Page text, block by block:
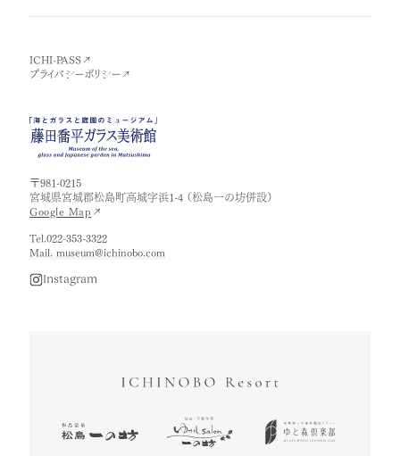
ICHI-PASS
プライバシーポリシー
〒981-0215
宮城県宮城郡松島町高城字浜1-4 （松島一の坊併設）
Google Map
Tel.022-353-3322
Mail. museum@ichinobo.com
Instagram